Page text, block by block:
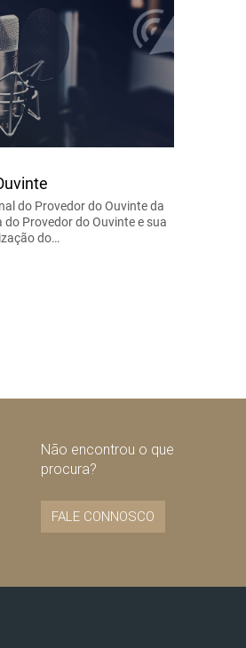
do Provedor do Ouvinte da
do Provedor do Ouvinte e sua
do…
Não encontrou o que
procura?
FALE CONNOSCO